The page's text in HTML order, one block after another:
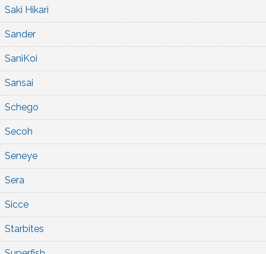
Saki Hikari
Sander
SaniKoi
Sansai
Schego
Secoh
Seneye
Sera
Sicce
Starbites